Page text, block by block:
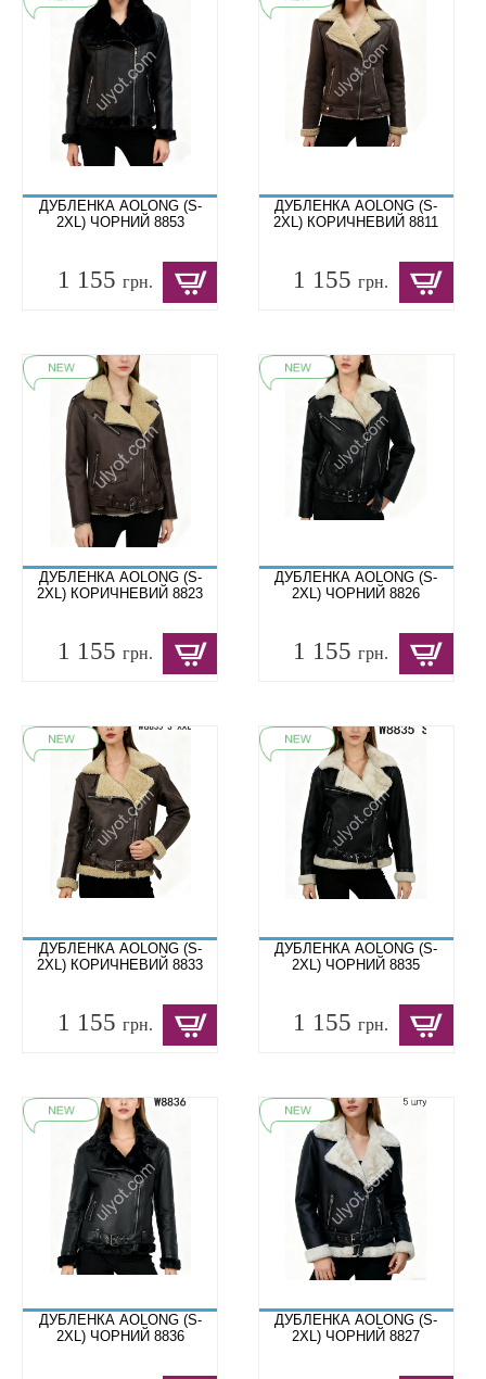
ДУБЛЕНКА AOLONG (S-
2XL) ЧОРНИЙ 8853
1 155 грн.
ДУБЛЕНКА AOLONG (S-
2XL) КОРИЧНЕВИЙ 8811
1 155грн.
ДУБЛЕНКА AOLONG (S-
2XL) КОРИЧНЕВИЙ 8823
1 155 грн.
ДУБЛЕНКА AOLONG (S-
2XL) ЧОРНИЙ 8826
1 155грн.
ДУБЛЕНКА AOLONG (S-
2XL) КОРИЧНЕВИЙ 8833
1 155 грн.
ДУБЛЕНКА AOLONG (S-
2XL) ЧОРНИЙ 8835
1 155грн.
ДУБЛЕНКА AOLONG (S-
2XL) ЧОРНИЙ 8836
ДУБЛЕНКА AOLONG (S-
2XL) ЧОРНИЙ 8827